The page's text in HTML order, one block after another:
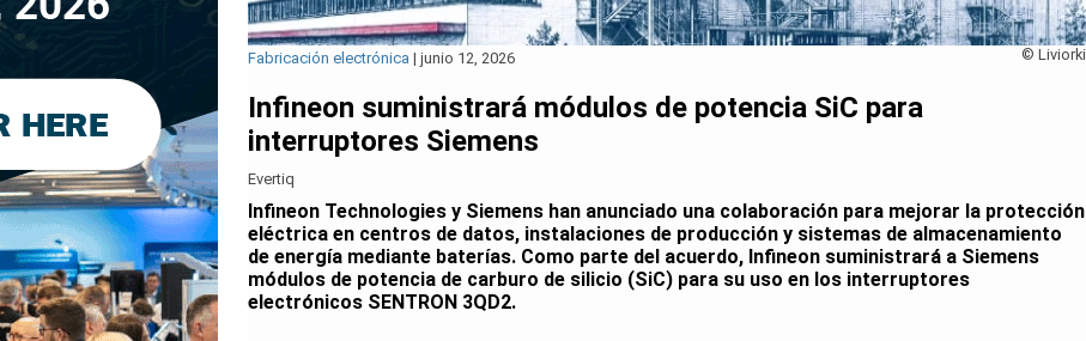
© Liviorki
Fabricación electrónica | junio 12, 2026
Infineon suministrará módulos de potencia SiC para
interruptores Siemens
Evertiq
Infineon Technologies y Siemens han anunciado una colaboración para mejorar la protección
eléctrica en centros de datos, instalaciones de producción y sistemas de almacenamiento
de energía mediante baterías. Como parte del acuerdo, Infineon suministrará a Siemens
módulos de potencia de carburo de silicio (SiC) para su uso en los interruptores
electrónicos SENTRON 3QD2.